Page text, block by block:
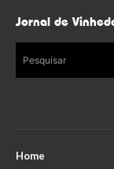
Jornal de
Pesquisar
Home